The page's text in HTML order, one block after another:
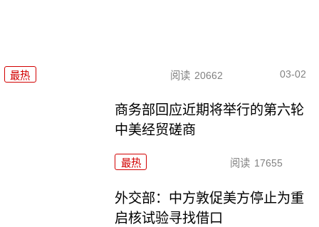
最热 阅读 20662 03-02
商务部回应近期将举行的第六轮
中美经贸磋商
最热 阅读 17655
外交部：中方敦促美方停止为重
启核试验寻找借口